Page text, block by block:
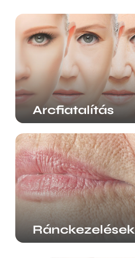
Arcfiatalítás
Ránckezelések